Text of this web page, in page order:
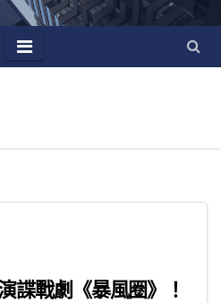
諜戰劇《暴風圈》！